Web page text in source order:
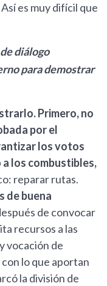
es muy difícil que
diálogo
para demostrar
Primero, no
por el
los votos
los combustibles,
reparar rutas.
de buena
de convocar
recursos a las
vocación de
lo que aportan
la división de